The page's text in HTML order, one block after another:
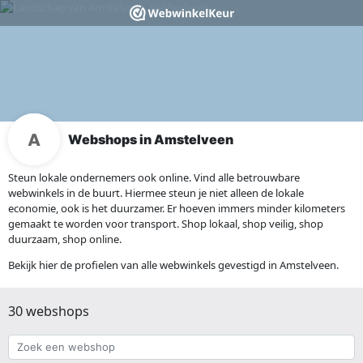
Webshops in Amstelveen
Steun lokale ondernemers ook online. Vind alle betrouwbare
webwinkels in de buurt. Hiermee steun je niet alleen de lokale
economie, ook is het duurzamer. Er hoeven immers minder kilometers
gemaakt te worden voor transport. Shop lokaal, shop veilig, shop
duurzaam, shop online.
Bekijk hier de profielen van alle webwinkels gevestigd in Amstelveen.
30 webshops
Zoek
een